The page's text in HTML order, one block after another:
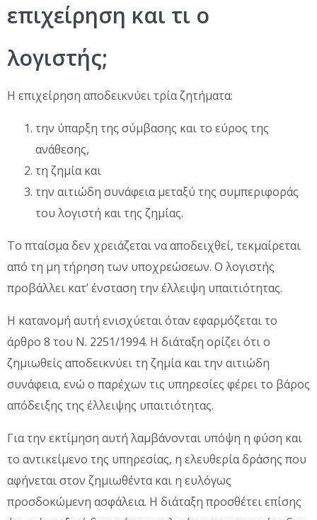
επιχείρηση και τι ο
λογιστής;
Η επιχείρηση αποδεικνύει τρία ζητήματα:
την ύπαρξη της σύμβασης και το εύρος της
ανάθεσης,
τη ζημία και
την αιτιώδη συνάφεια μεταξύ της συμπεριφοράς
του λογιστή και της ζημίας.
Το πταίσμα δεν χρειάζεται να αποδειχθεί, τεκμαίρεται
από τη μη τήρηση των υποχρεώσεων. Ο λογιστής
προβάλλει κατ’ ένσταση την έλλειψη υπαιτιότητας.
Η κατανομή αυτή ενισχύεται όταν εφαρμόζεται το
άρθρο 8 του Ν. 2251/1994. Η διάταξη ορίζει ότι ο
ζημιωθείς αποδεικνύει τη ζημία και την αιτιώδη
συνάφεια, ενώ ο παρέχων τις υπηρεσίες φέρει το βάρος
απόδειξης της έλλειψης υπαιτιότητας.
Για την εκτίμηση αυτή λαμβάνονται υπόψη η φύση και
το αντικείμενο της υπηρεσίας, η ελευθερία δράσης που
αφήνεται στον ζημιωθέντα και η ευλόγως
προσδοκώμενη ασφάλεια. Η διάταξη προσθέτει επίσης